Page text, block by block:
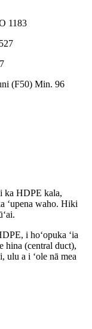
1183
(F50) Min. 96
ka HDPE kala,
ʻupena waho. Hiki
i hoʻopuka ʻia
hina (central duct),
ulu a i ʻole nā ​​mea